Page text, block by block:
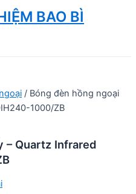
BAO BÌ
/ Bóng đèn hồng ngoại
1000/ZB
– Quartz Infrared